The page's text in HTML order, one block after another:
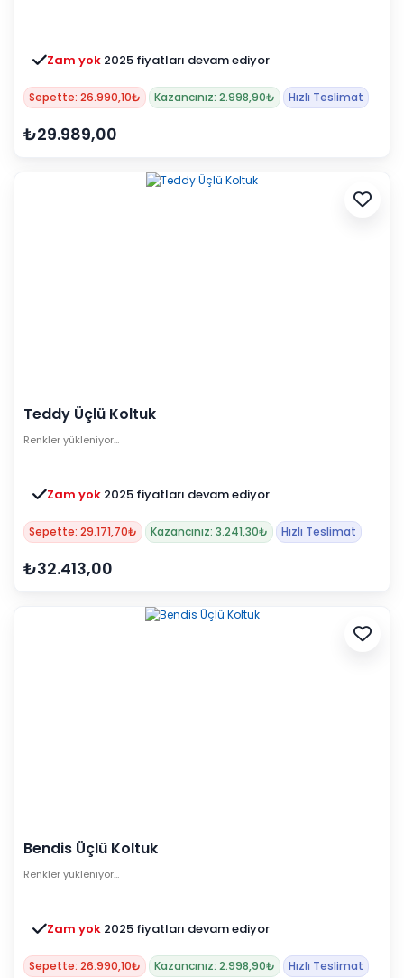
Zam yok 2025 fiyatları devam ediyor
Sepette: 26.990,10₺ Kazancınız: 2.998,90₺ Hızlı Teslimat
₺29.989,00
Teddy Üçlü Koltuk
Renkler yükleniyor…
Zam yok 2025 fiyatları devam ediyor
Sepette: 29.171,70₺ Kazancınız: 3.241,30₺ Hızlı Teslimat
₺32.413,00
Bendis Üçlü Koltuk
Renkler yükleniyor…
Zam yok 2025 fiyatları devam ediyor
Sepette: 26.990,10₺ Kazancınız: 2.998,90₺ Hızlı Teslimat